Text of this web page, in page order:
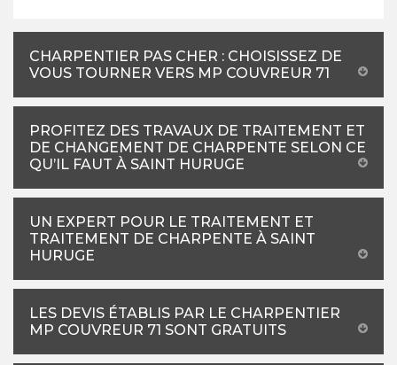
CHARPENTIER PAS CHER : CHOISISSEZ DE
VOUS TOURNER VERS MP COUVREUR 71
PROFITEZ DES TRAVAUX DE TRAITEMENT ET
DE CHANGEMENT DE CHARPENTE SELON CE
QU’IL FAUT À SAINT HURUGE
UN EXPERT POUR LE TRAITEMENT ET
TRAITEMENT DE CHARPENTE À SAINT
HURUGE
LES DEVIS ÉTABLIS PAR LE CHARPENTIER
MP COUVREUR 71 SONT GRATUITS